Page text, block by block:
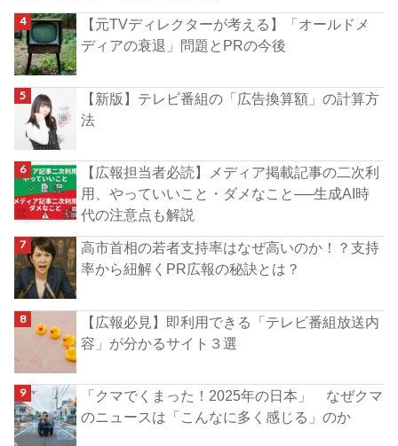
【元TVディレクターが考える】「オールドメ
ディアの衰退」問題とPRの今後
【新版】テレビ番組の「広告換算額」の計算方
法
【広報担当者必読】メディア掲載記事の二次利
用、やっていいこと・ダメなこと──生成AI時
代の注意点も解説
高市首相の若者支持率はなぜ高いのか！？支持
率から紐解くPR広報の秘訣とは？
【広報必見】即利用できる「テレビ番組放送内
容」が分かるサイト３選
「クマでくまった！2025年の日本」 なぜクマ
のニュースは「こんなに多く感じる」のか